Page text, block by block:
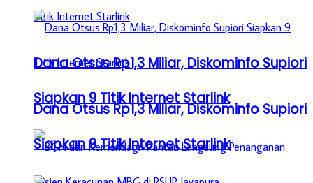
Dana Otsus Rp1,3 Miliar, Diskominfo Supiori
Siapkan 9 Titik Internet Starlink
Dana Otsus Rp1,3 Miliar, Diskominfo Supiori
Siapkan 9 Titik Internet Starlink